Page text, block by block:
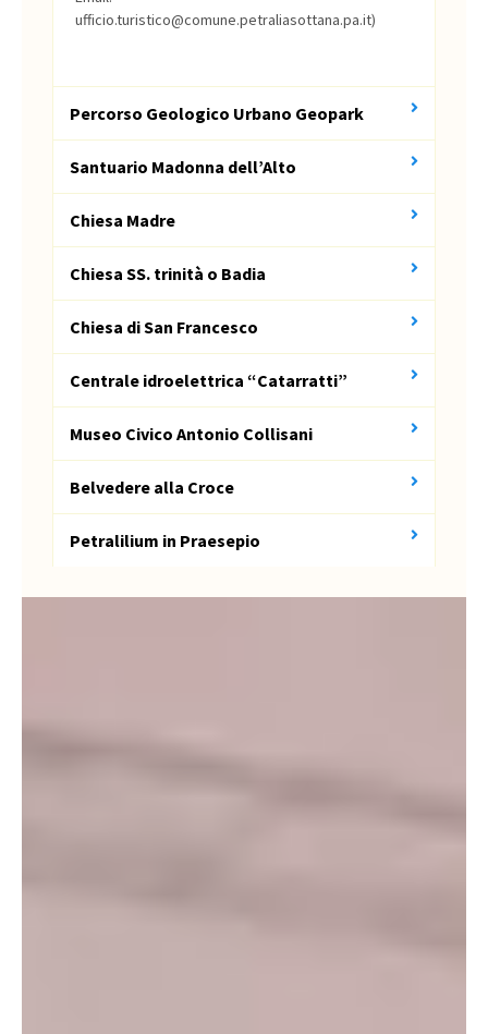
ufficio.turistico@comune.petraliasottana.pa.it)
Percorso Geologico Urbano Geopark
Santuario Madonna dell’Alto
Chiesa Madre
Chiesa SS. trinità o Badia
Chiesa di San Francesco
Centrale idroelettrica “Catarratti”
Museo Civico Antonio Collisani
Belvedere alla Croce
Petralilium in Praesepio